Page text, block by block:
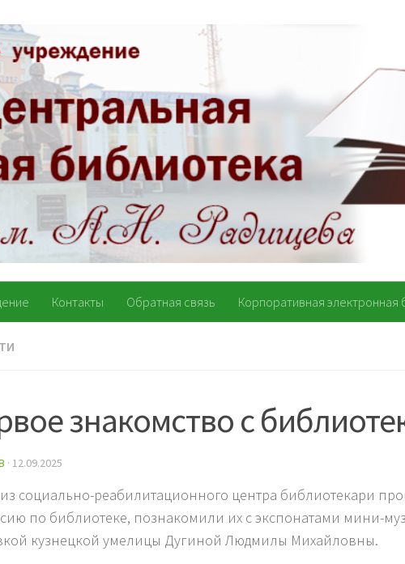
Контакты Обратная связь Корпоративная электронная
знакомство с
· 12.09.2025
социально-реабилитационного центра библиотекари
по библиотеке, познакомили их с экспонатами мини-
кузнецкой умелицы Дугиной Людмилы Михайловны.